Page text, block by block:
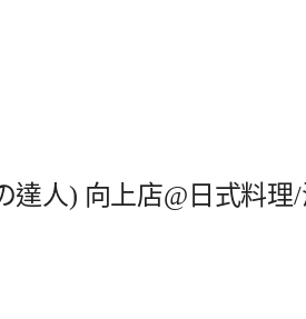
達人) 向上店@日式料